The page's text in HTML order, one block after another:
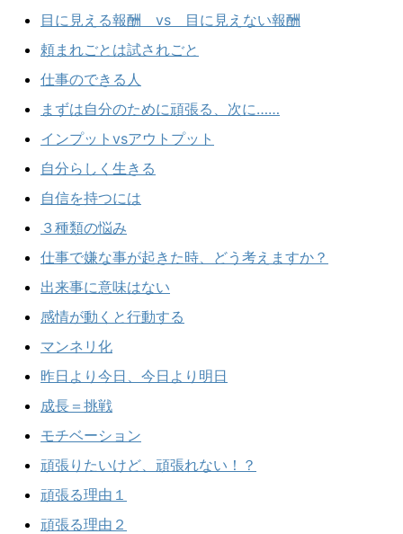
目に見える報酬 vs 目に見えない報酬
頼まれごとは試されごと
仕事のできる人
まずは自分のために頑張る、次に……
インプットvsアウトプット
自分らしく生きる
自信を持つには
３種類の悩み
仕事で嫌な事が起きた時、どう考えますか？
出来事に意味はない
感情が動くと行動する
マンネリ化
昨日より今日、今日より明日
成長＝挑戦
モチベーション
頑張りたいけど、頑張れない！？
頑張る理由１
頑張る理由２